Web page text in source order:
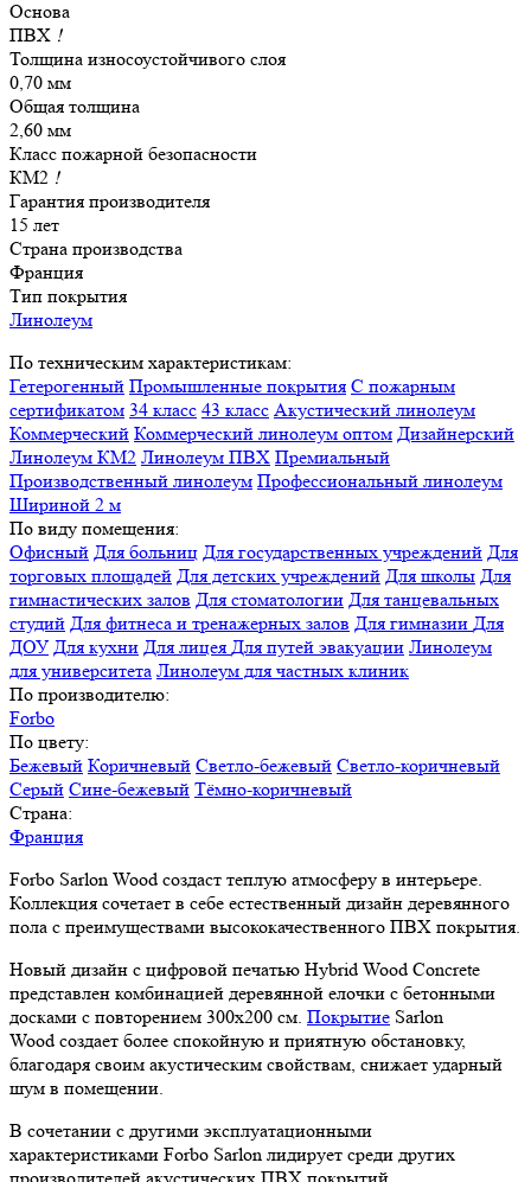
Основа
ПВХ !
Толщина износоустойчивого слоя
0,70 мм
Общая толщина
2,60 мм
Класс пожарной безопасности
КМ2 !
Гарантия производителя
15 лет
Страна производства
Франция
Тип покрытия
Линолеум
По техническим характеристикам:
Гетерогенный Промышленные покрытия С пожарным
сертификатом 34 класс 43 класс Акустический линолеум
Коммерческий Коммерческий линолеум оптом Дизайнерский
Линолеум КМ2 Линолеум ПВХ Премиальный
Производственный линолеум Профессиональный линолеум
Шириной 2 м
По виду помещения:
Офисный Для больниц Для государственных учреждений Для
торговых площадей Для детских учреждений Для школы Для
гимнастических залов Для стоматологии Для танцевальных
студий Для фитнеса и тренажерных залов Для гимназии Для
ДОУ Для кухни Для лицея Для путей эвакуации Линолеум
для университета Линолеум для частных клиник
По производителю:
Forbo
По цвету:
Бежевый Коричневый Светло-бежевый Светло-коричневый
Серый Сине-бежевый Тёмно-коричневый
Страна:
Франция
Forbo Sarlon Wood создаст теплую атмосферу в интерьере.
Коллекция сочетает в себе естественный дизайн деревянного
пола с преимуществами высококачественного ПВХ покрытия.
Новый дизайн с цифровой печатью Hybrid Wood Concrete
представлен комбинацией деревянной елочки с бетонными
досками с повторением 300х200 см. Покрытие Sarlon
Wood создает более спокойную и приятную обстановку,
благодаря своим акустическим свойствам, снижает ударный
шум в помещении.
В сочетании с другими эксплуатационными
характеристиками Forbo Sarlon лидирует среди других